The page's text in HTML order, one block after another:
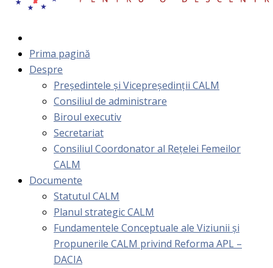
Prima pagină
Despre
Președintele și Vicepreședinții CALM
Consiliul de administrare
Biroul executiv
Secretariat
Consiliul Coordonator al Rețelei Femeilor
CALM
Documente
Statutul CALM
Planul strategic CALM
Fundamentele Conceptuale ale Viziunii și
Propunerile CALM privind Reforma APL –
DACIA